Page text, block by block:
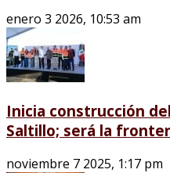
enero 3 2026, 10:53 am
Inicia construcción
Saltillo; será la
noviembre 7 2025, 1:17 pm